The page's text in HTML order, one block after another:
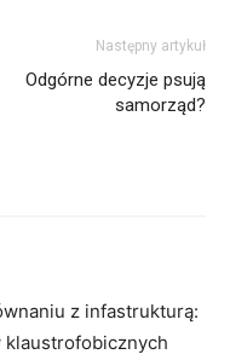
Następny artykuł
Odgórne decyzje psują
samorząd?
z infastrukturą:
klaustrofobicznych